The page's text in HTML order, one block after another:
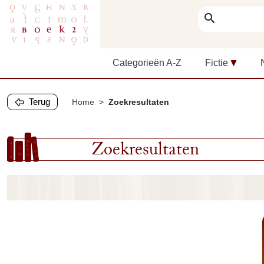
search
Categorieën A-Z Fictie
Terug Home Zoekresultaten
Zoekresultaten